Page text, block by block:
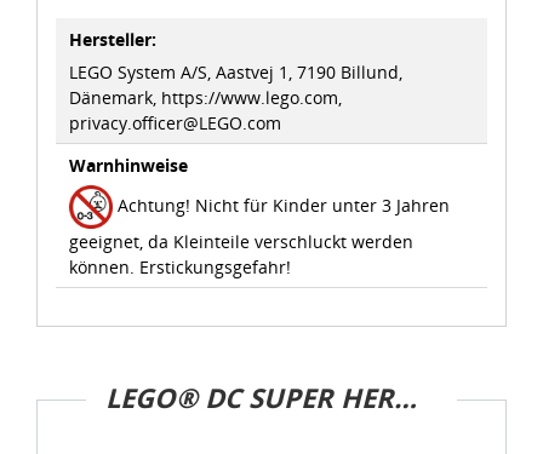
auf Ihrem Bildschirm anpassen und damit widerrufen.
idee+spiel Betriebs-GmbH
Datenschutzbestimmungenund
Hersteller:
LEGO System A/S, Aastvej 1, 7190 Billund,
Dänemark, https://www.lego.com,
privacy.officer@LEGO.com
Warnhinweise
Achtung! Nicht für Kinder unter 3 Jahren
geeignet, da Kleinteile verschluckt werden
können. Erstickungsgefahr!
LEGO® DC SUPER HERO GIRLS™